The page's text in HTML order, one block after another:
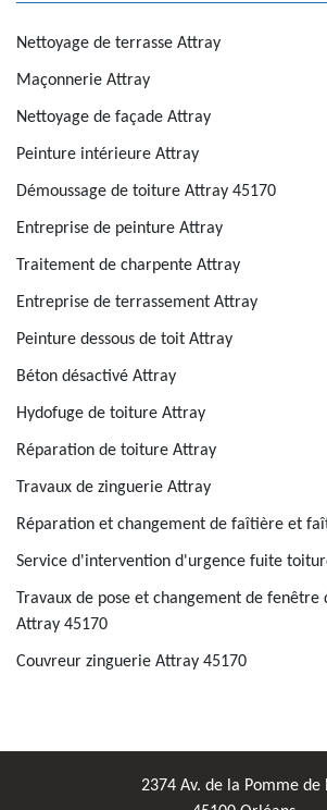
Nettoyage de terrasse Attray
Maçonnerie Attray
Nettoyage de façade Attray
Peinture intérieure Attray
Démoussage de toiture Attray 45170
Entreprise de peinture Attray
Traitement de charpente Attray
Entreprise de terrassement Attray
Peinture dessous de toit Attray
Béton désactivé Attray
Hydofuge de toiture Attray
Réparation de toiture Attray
Travaux de zinguerie Attray
Réparation et changement de faîtière et
Service d'intervention d'urgence fuite
Travaux de pose et changement de fenêtre
Attray 45170
Couvreur zinguerie Attray 45170
2374 Av. de la Pomme de